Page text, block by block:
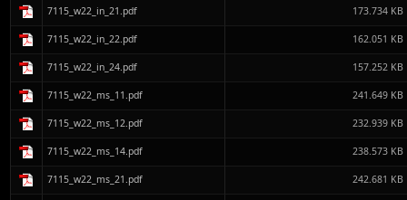
7115_w22_in_21.pdf 173.734 KB
7115_w22_in_22.pdf 162.051 KB
7115_w22_in_24.pdf 157.252 KB
7115_w22_ms_11.pdf 241.649 KB
7115_w22_ms_12.pdf 232.939 KB
7115_w22_ms_14.pdf 238.573 KB
7115_w22_ms_21.pdf 242.681 KB